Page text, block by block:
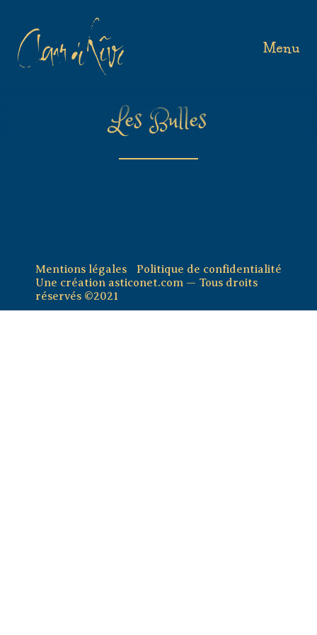
Menu
Les Bulles
Mentions légales
Politique de confidentialité
Une création asticonet.com — Tous droits
réservés ©2021